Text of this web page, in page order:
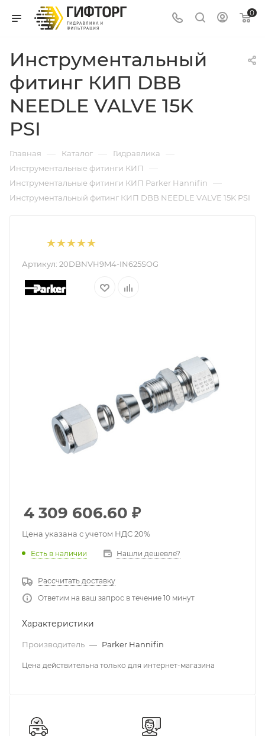
0
Инструментальный
фитинг КИП DBB
NEEDLE VALVE 15K
PSI
Главная — Каталог — Гидравлика —
Инструментальные фитинги КИП —
Инструментальные фитинги КИП Parker Hannifin —
Инструментальный фитинг КИП DBB NEEDLE VALVE 15K PSI
Артикул: 20DBNVH9M4-IN625SOG
4 309 606.60 ₽
Цена указана с учетом НДС 20%
Есть в наличии Нашли дешевле?
Рассчитать доставку
Ответим на ваш запрос в течение 10 минут
Характеристики
Производитель — Parker Hannifin
Цена действительна только для интернет-магазина